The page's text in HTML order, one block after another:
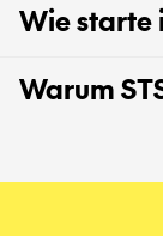
Wie starte
Warum